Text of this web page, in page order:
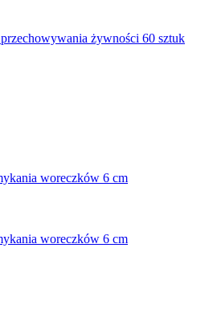
żywności 60 sztuk
woreczków 6 cm
woreczków 6 cm